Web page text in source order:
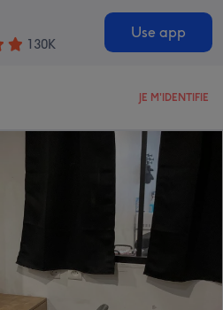
130K
Use app
JE M'IDENTIFIE